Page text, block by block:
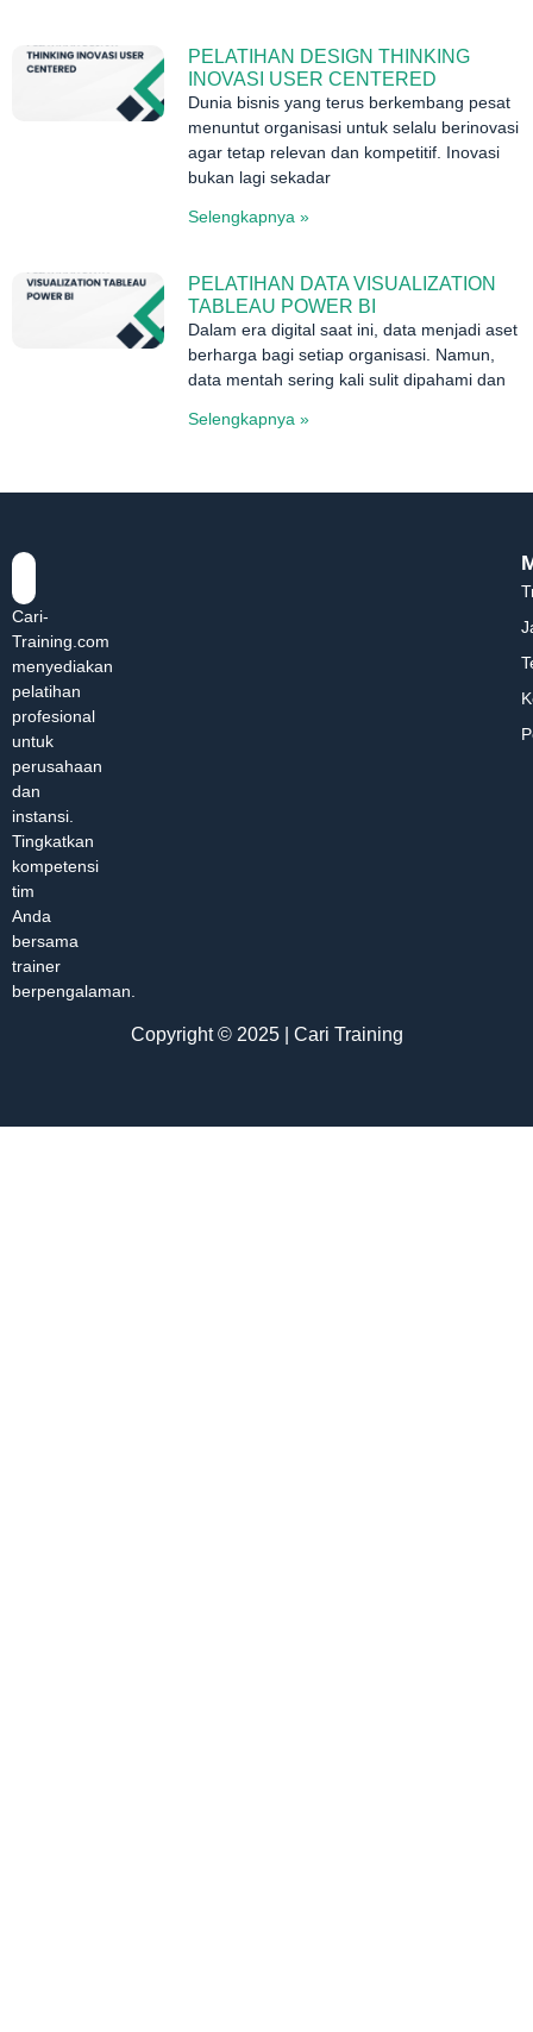
PELATIHAN DESIGN THINKING
INOVASI USER CENTERED
Dunia bisnis yang terus berkembang pesat
menuntut organisasi untuk selalu berinovasi
agar tetap relevan dan kompetitif. Inovasi
bukan lagi sekadar
Selengkapnya »
PELATIHAN DATA VISUALIZATION
TABLEAU POWER BI
Dalam era digital saat ini, data menjadi aset
berharga bagi setiap organisasi. Namun,
data mentah sering kali sulit dipahami dan
Selengkapnya »
Cari-
Training.com
menyediakan
pelatihan
profesional
untuk
perusahaan
dan
instansi.
Tingkatkan
kompetensi
tim
Anda
bersama
trainer
berpengalaman.
Copyright © 2025 | Cari Training